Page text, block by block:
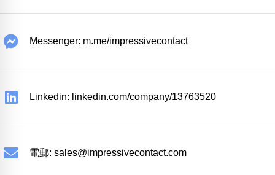
Messenger: m.me/impressivecontact
Linkedin: linkedin.com/company/13763520
電郵: sales@impressivecontact.com